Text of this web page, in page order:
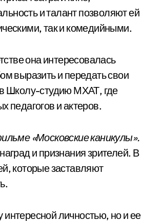
и талант позволяют ей
так и комедийными.
она интересовалась
выразить и передать свои
Школу-студию МХАТ, где
педагогов и актеров.
«Московские каникулы».
и признания зрителей. В
которые заставляют
личностью, но и ее